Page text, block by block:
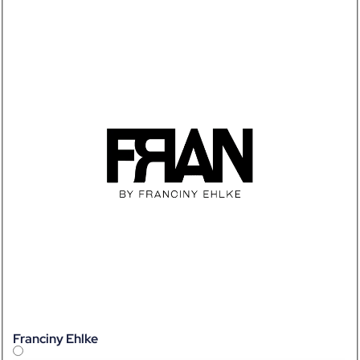
Franciny Ehlke